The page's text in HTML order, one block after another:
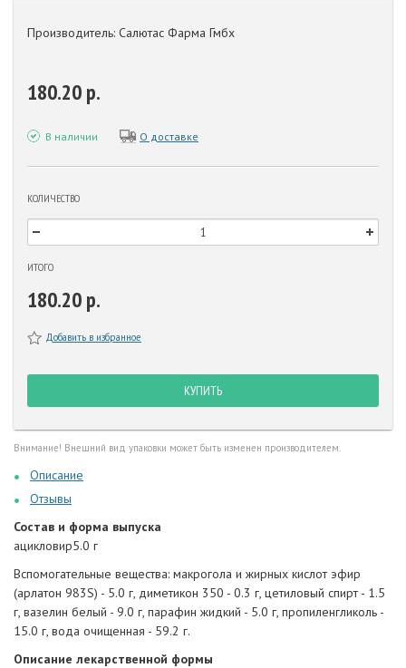
Производитель: Салютас Фарма Гмбх
180.20 р.
В наличии О доставке
КОЛИЧЕСТВО
ИТОГО
180.20 р.
Добавить в избранное
КУПИТЬ
Внимание! Внешний вид упаковки может быть изменен производителем.
Описание
Отзывы
Состав и форма выпуска
ацикловир5.0 г
Вспомогательные вещества: макрогола и жирных кислот эфир
(арлатон 983S) - 5.0 г, диметикон 350 - 0.3 г, цетиловый спирт - 1.5
г, вазелин белый - 9.0 г, парафин жидкий - 5.0 г, пропиленгликоль -
15.0 г, вода очищенная - 59.2 г.
Описание лекарственной формы